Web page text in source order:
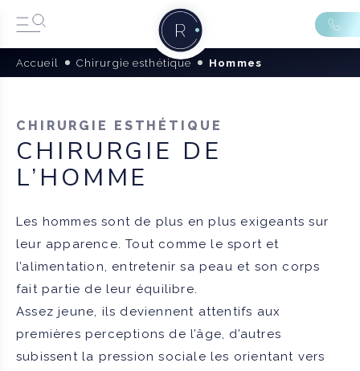
Accueil Chirurgie esthétique Hommes
CHIRURGIE ESTHÉTIQUE
CHIRURGIE DE
L’HOMME
Les hommes sont de plus en plus exigeants sur
leur apparence. Tout comme le sport et
l’alimentation, entretenir sa peau et son corps
fait partie de leur équilibre.
Assez jeune, ils deviennent attentifs aux
premières perceptions de l’âge, d’autres
subissent la pression sociale les orientant vers